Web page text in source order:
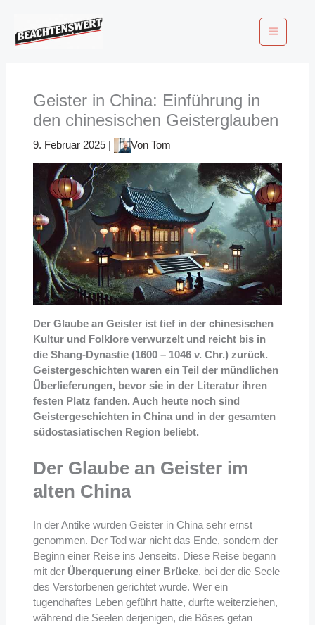
springen
Geister in China: Einführung in
den chinesischen Geisterglauben
9. Februar 2025 | Von Tom
Der Glaube an Geister ist tief in der chinesischen
Kultur und Folklore verwurzelt und reicht bis in
die Shang-Dynastie (1600 – 1046 v. Chr.) zurück.
Geistergeschichten waren ein Teil der mündlichen
Überlieferungen, bevor sie in der Literatur ihren
festen Platz fanden. Auch heute noch sind
Geistergeschichten in China und in der gesamten
südostasiatischen Region beliebt.
Der Glaube an Geister im
alten China
In der Antike wurden Geister in China sehr ernst
genommen. Der Tod war nicht das Ende, sondern der
Beginn einer Reise ins Jenseits. Diese Reise begann
mit der Überquerung einer Brücke, bei der die Seele
des Verstorbenen gerichtet wurde. Wer ein
tugendhaftes Leben geführt hatte, durfte weiterziehen,
während die Seelen derjenigen, die Böses getan